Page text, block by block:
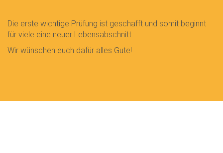
Die erste wichtige Prüfung ist geschafft und somit beginnt
für viele eine neuer Lebensabschnitt.
Wir wünschen euch dafür alles Gute!